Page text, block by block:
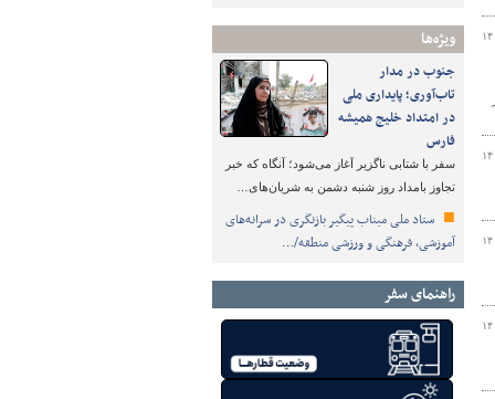
ویژه‌ها
جنوب در مدار
تاب‌آوری؛ پایداری ملی
در امتداد خلیج همیشه
فارس
سفر با شتابی ناگزیر آغاز می‌شود؛ آنگاه که خبر
تجاوز بامداد روز شنبه دشمن به شریان‌های…
ستاد ملی میناب پیگیر بازنگری در سرانه‌های
آموزشی، فرهنگی و ورزشی منطقه/…
راهنمای سفر